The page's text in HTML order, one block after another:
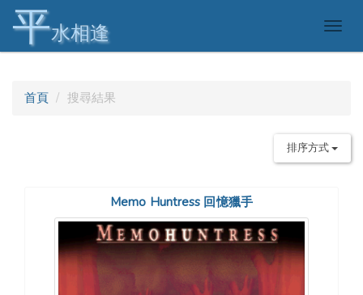
平水相逢
首頁 搜尋結果
排序方式
Memo Huntress 回憶獵手